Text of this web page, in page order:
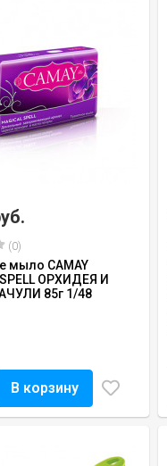
(0)
мыло CAMAY
SPELL ОРХИДЕЯ И
85г 1/48
В корзину